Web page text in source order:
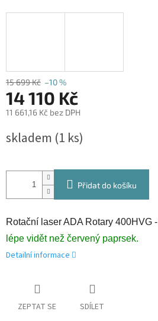
15 699 Kč –10 %
14 110 Kč
11 661,16 Kč bez DPH
cena:
skladem (1 ks)
Přidat do košíku
Rotační laser ADA Rotary 400HVG -
lépe vidět než červený paprsek.
Detailní informace
ZEPTAT SE SDÍLET